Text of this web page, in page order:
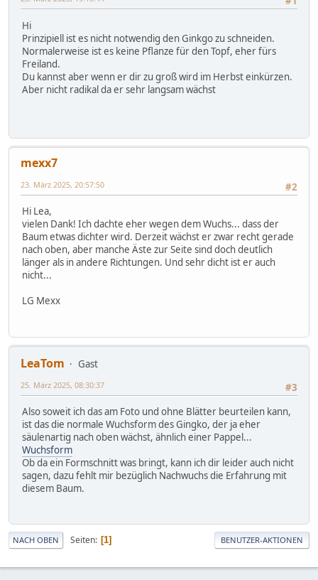
Hi
Prinzipiell ist es nicht notwendig den Ginkgo zu schneiden.
Normalerweise ist es keine Pflanze für den Topf, eher fürs
Freiland.
Du kannst aber wenn er dir zu groß wird im Herbst einkürzen.
Aber nicht radikal da er sehr langsam wächst
mexx7
#2
23. März 2025, 20:57:50
Hi Lea,
vielen Dank! Ich dachte eher wegen dem Wuchs... dass der
Baum etwas dichter wird. Derzeit wächst er zwar recht gerade
nach oben, aber manche Äste zur Seite sind doch deutlich
länger als in andere Richtungen. Und sehr dicht ist er auch
nicht...
LG Mexx
LeaTom
Gast
#3
25. März 2025, 08:30:37
Also soweit ich das am Foto und ohne Blätter beurteilen kann,
ist das die normale Wuchsform des Gingko, der ja eher
säulenartig nach oben wächst, ähnlich einer Pappel...
Wuchsform
Ob da ein Formschnitt was bringt, kann ich dir leider auch nicht
sagen, dazu fehlt mir bezüglich Nachwuchs die Erfahrung mit
diesem Baum.
NACH OBEN Seiten 1 BENUTZER-AKTIONEN